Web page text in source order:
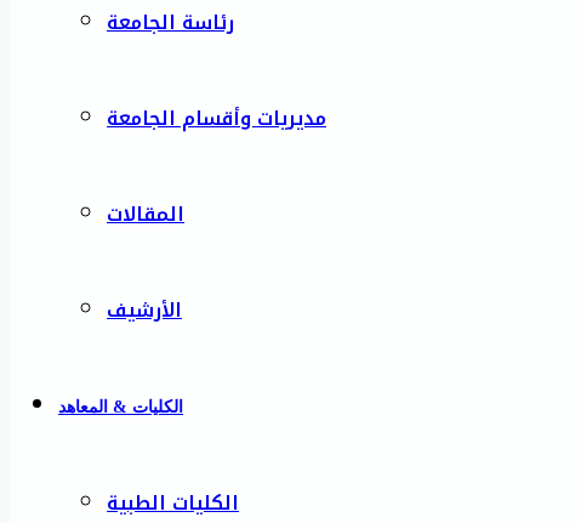
رئاسة الجامعة
مديريات وأقسام الجامعة
المقالات
الأرشيف
الكليات & المعاهد
الكليات الطبية